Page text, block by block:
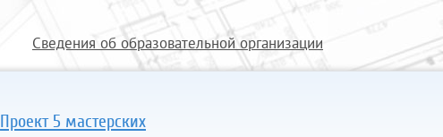
Сведения об образовательной организации
Проект 5 мастерских